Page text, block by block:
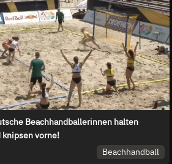
Beachhandballerinnen halten
vorne!
Beachhandball